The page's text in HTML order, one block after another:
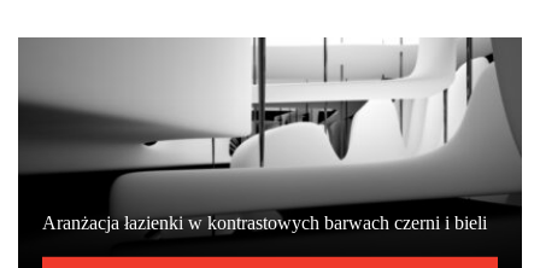
Aranżacja łazienki w kontrastowych barwach czerni i bieli